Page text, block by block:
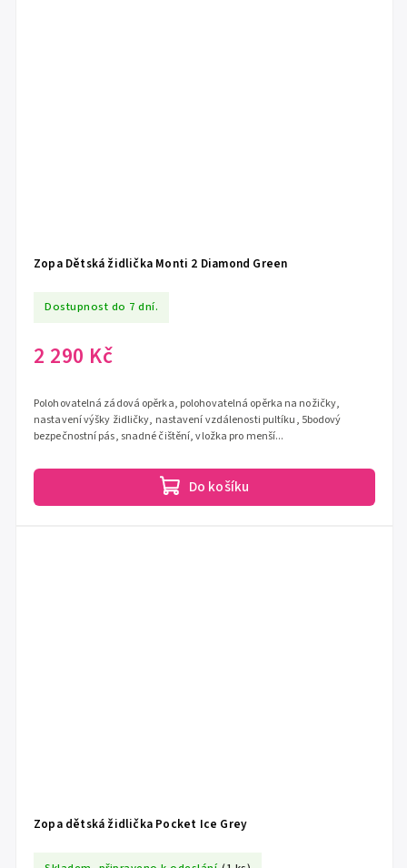
Zopa Dětská židlička Monti 2 Diamond Green
Dostupnost do 7 dní.
2 290 Kč
Do košíku
Polohovatelná zádová opěrka, polohovatelná opěrka na nožičky,
nastavení výšky židličky, nastavení vzdálenosti pultíku, 5bodový
bezpečnostní pás, snadné čištění, vložka pro menší...
Zopa dětská židlička Pocket Ice Grey